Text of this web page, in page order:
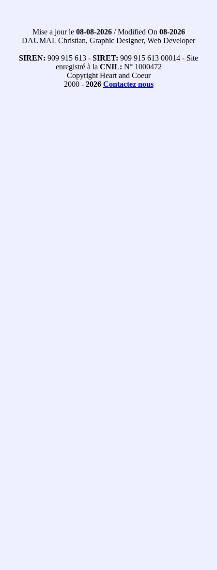
Mise a jour le 08-08-2026/ Modified On 08-2026
DAUMAL Christian, Graphic Designer, Web Developer
SIREN: 909 915 613 - SIRET: 909 915 613 00014 - Site
enregistré à la CNIL: N° 1000472
Copyright Heart and Coeur
2000 - 2026 Contactez nous